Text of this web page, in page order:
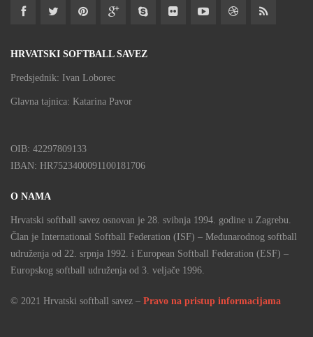
HRVATSKI SOFTBALL SAVEZ
Predsjednik: Ivan Loborec
Glavna tajnica: Katarina Pavor
OIB: 42297809133
IBAN: HR7523400091100181706
O NAMA
Hrvatski softball savez osnovan je 28. svibnja 1994. godine u Zagrebu.
Član je International Softball Federation (ISF) – Međunarodnog softball
udruženja od 22. srpnja 1992. i European Softball Federation (ESF) –
Europskog softball udruženja od 3. veljače 1996.
© 2021 Hrvatski softball savez – Pravo na pristup informacijama